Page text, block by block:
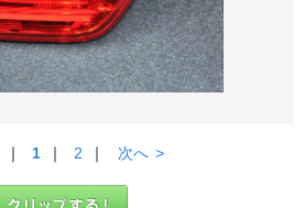
｜ 1 ｜ 2 ｜ 次へ >